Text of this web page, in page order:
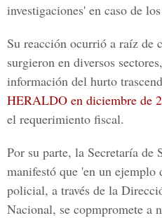
investigaciones' en caso de
Su reacción ocurrió a raíz de
surgieron en diversos
información del hurto
HERALDO en diciembre de
el requerimiento fiscal.
Por su parte, la Secretaría de
manifestó que 'en un ejemplo
policial, a través de la
Nacional, se copmpromete a